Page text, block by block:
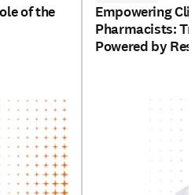
of the
Empowering
Pharmacists:
Powered by